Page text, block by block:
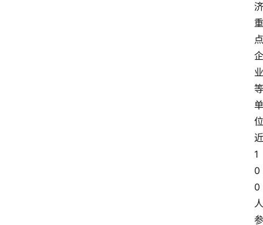
济
重
点
企
业
等
单
位
近
1
0
0
人
参